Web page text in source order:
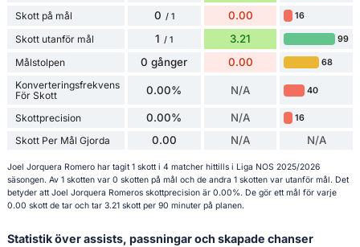
Skott på mål 0 / 1 0.00 16
Skott utanför mål 1 / 1 3.21 99
Målstolpen 0 gånger 0.00 68
Konverteringsfrekvens
För Skott
0.00% N/A 40
Skottprecision 0.00% N/A 16
Skott Per Mål Gjorda 0.00 N/A N/A
Joel Jorquera Romero har tagit 1 skott i 4 matcher hittills i Liga NOS 2025/2026
säsongen. Av 1 skotten var 0 skotten på mål och de andra 1 skotten var utanför mål. Det
betyder att Joel Jorquera Romeros skottprecision är 0.00%. De gör ett mål för varje
0.00 skott de tar och tar 3.21 skott per 90 minuter på planen.
Statistik över assists, passningar och skapade chanser